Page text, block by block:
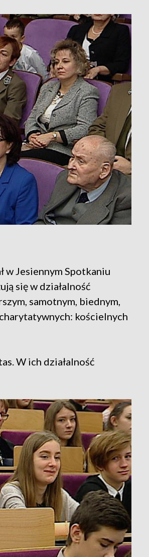
w Jesiennym Spotkaniu
się w działalność
samotnym, biednym,
kościelnych
W ich działalność